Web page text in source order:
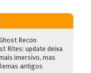
Recon
Rites: update deixa
imersivo, mas
antigos